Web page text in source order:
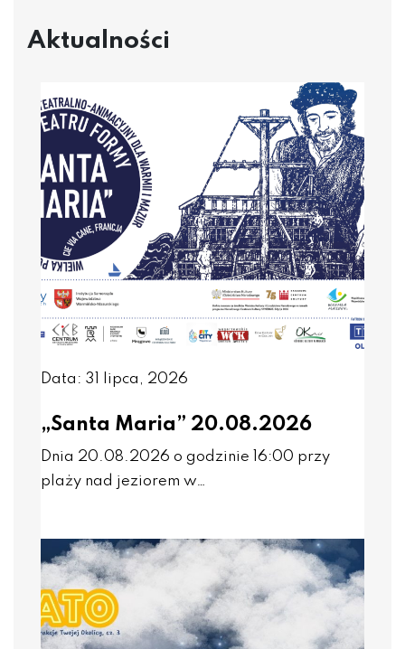
Aktualności
Data: 31 lipca, 2026
„Santa Maria” 20.08.2026
Dnia 20.08.2026 o godzinie 16:00 przy
plaży nad jeziorem w…